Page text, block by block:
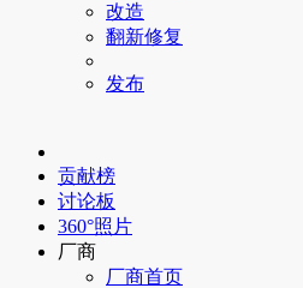
改造
翻新修复
发布
贡献榜
讨论板
360°照片
厂商
厂商首页